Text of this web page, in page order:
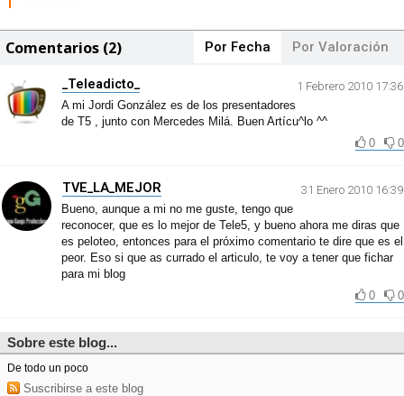
Comentarios (2) Por Fecha Por Valoración
_Teleadicto_
1 Febrero 2010 17:36
A mi Jordi González es de los presentadores
de T5 , junto con Mercedes Milá. Buen Artícu^lo ^^
0
0
TVE_LA_MEJOR
31 Enero 2010 16:39
Bueno, aunque a mi no me guste, tengo que
reconocer, que es lo mejor de Tele5, y bueno ahora me diras que
es peloteo, entonces para el próximo comentario te dire que es el
peor. Eso si que as currado el articulo, te voy a tener que fichar
para mi blog
0
0
Sobre este blog...
De todo un poco
Suscribirse a este blog